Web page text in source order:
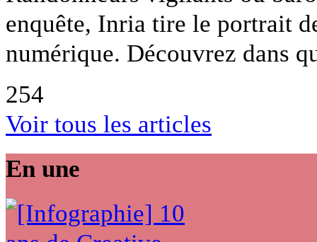
enquête, Inria tire le portrait
numérique. Découvrez dans
254
Voir tous les articles
En une